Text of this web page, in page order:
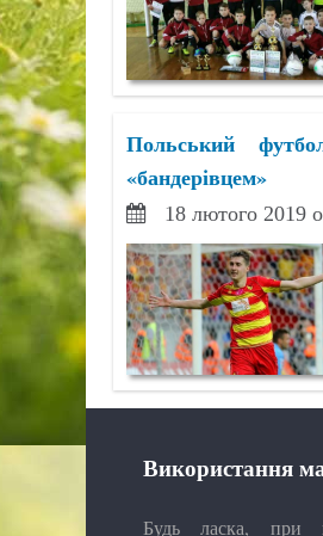
Польський
«бандерівцем»
18 лютого 2019
Використання
Будь ласка, при